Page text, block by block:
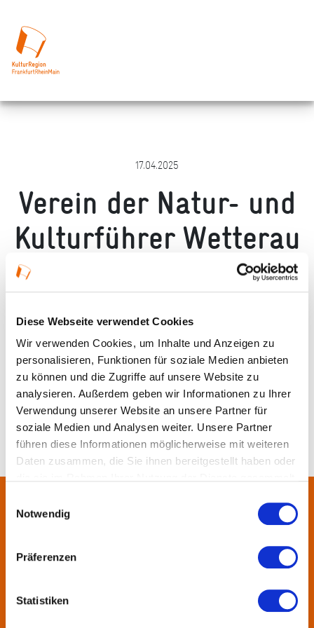
Diese Webseite verwendet Cookies
Wir verwenden Cookies, um Inhalte und Anzeigen zu
personalisieren, Funktionen für soziale Medien anbieten
zu können und die Zugriffe auf unsere Website zu
analysieren. Außerdem geben wir Informationen zu Ihrer
Verwendung unserer Website an unsere Partner für
soziale Medien und Analysen weiter. Unsere Partner
führen diese Informationen möglicherweise mit weiteren
Daten zusammen, die Sie ihnen bereitgestellt haben oder
Notwendig
Präferenzen
Statistiken
17.04.2025
Verein der Natur- und
Kulturführer Wetterau
Wetterau – Vogelsberg
– Taunus e. V.
Merken Teilen Empfehlen
Über uns
In der Metropolregion FrankfurtRheinMain haben sich rund 50
Landkreise, Städte, Gemeinden und der Regionalverband zur
KulturRegion zusammen-geschlossen. Über die Ländergrenzen
hinweg vernetzt die gemeinnützige Gesellschaft seit 2005 die